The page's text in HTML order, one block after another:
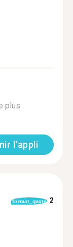
plus
l'appli
format_quote 2